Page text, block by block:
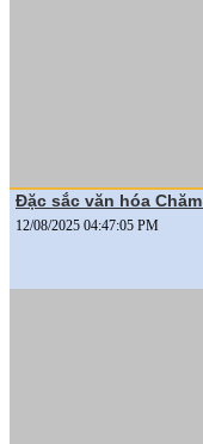
Đặc sắc văn hóa
12/08/2025 04:47:05 PM